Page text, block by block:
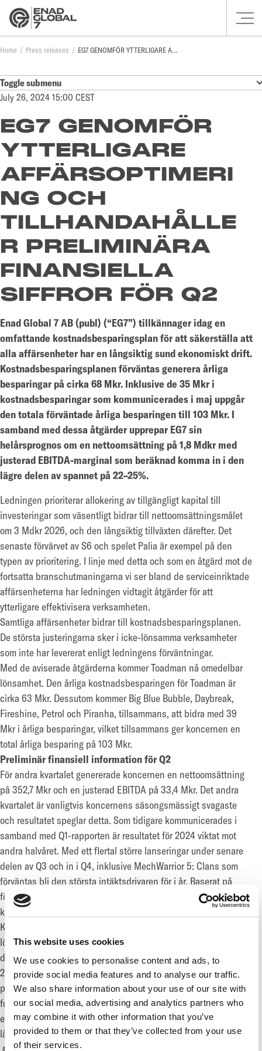
This website uses cookies
We use cookies to personalise content and ads, to
provide social media features and to analyse our traffic.
We also share information about your use of our site with
our social media, advertising and analytics partners who
may combine it with other information that you’ve
provided to them or that they’ve collected from your use
of their services.
Home Press releases EG7 GENOMFÖR YTTERLIGARE AFFÄRSOPTIMERING OCH TILLHANDAHÅLLER PRELIMINÄRA FINANSIELLA SIFFROR FÖR Q2
Toggle submenu
July 26, 2024 15:00 CEST
EG7 GENOMFÖR
YTTERLIGARE
AFFÄRSOPTIMERI
NG OCH
TILLHANDAHÅLLE
R PRELIMINÄRA
FINANSIELLA
SIFFROR FÖR Q2
Enad Global 7 AB (publ) (“EG7”) tillkännager idag en
omfattande kostnadsbesparingsplan för att säkerställa att
alla affärsenheter har en långsiktig sund ekonomiskt drift.
Kostnadsbesparingsplanen förväntas generera årliga
besparingar på cirka 68 Mkr. Inklusive de 35 Mkr i
kostnadsbesparingar som kommunicerades i maj uppgår
den totala förväntade årliga besparingen till 103 Mkr. I
samband med dessa åtgärder upprepar EG7 sin
helårsprognos om en nettoomsättning på 1,8 Mdkr med
justerad EBITDA-marginal som beräknad komma in i den
lägre delen av spannet på 22–25%.
Ledningen prioriterar allokering av tillgängligt kapital till
investeringar som väsentligt bidrar till nettoomsättningsmålet
om 3 Mdkr 2026, och den långsiktig tillväxten därefter. Det
senaste förvärvet av S6 och spelet Palia är exempel på den
typen av prioritering. I linje med detta och som en åtgärd mot de
fortsatta branschutmaningarna vi ser bland de serviceinriktade
affärsenheterna har ledningen vidtagit åtgärder för att
ytterligare effektivisera verksamheten.
Samtliga affärsenheter bidrar till kostnadsbesparingsplanen.
De största justeringarna sker i icke-lönsamma verksamheter
som inte har levererat enligt ledningens förväntningar.
Med de aviserade åtgärderna kommer Toadman nå omedelbar
lönsamhet. Den årliga kostnadsbesparingen för Toadman är
cirka 63 Mkr. Dessutom kommer Big Blue Bubble, Daybreak,
Fireshine, Petrol och Piranha, tillsammans, att bidra med 39
Mkr i årliga besparingar, vilket tillsammans ger koncernen en
total årliga besparing på 103 Mkr.
Preliminär finansiell information för Q2
För andra kvartalet genererade koncernen en nettoomsättning
på 352,7 Mkr och en justerad EBITDA på 33,4 Mkr. Det andra
kvartalet är vanligtvis koncernens säsongsmässigt svagaste
och resultatet speglar detta. Som tidigare kommunicerades i
samband med Q1-rapporten är resultatet för 2024 viktat mot
andra halvåret. Med ett flertal större lanseringar under senare
delen av Q3 och in i Q4, inklusive MechWarrior 5: Clans som
förväntas bli den största intäktsdrivaren för i år. Baserat på
förväntningarna för andra halvåret 2024 ligger koncernens
kommunicerade nettoomsättningsmålet på 1,8 Mdkr kvar.
Kostnadsbesparingsplan kommer att ge förbättrad fortlöpande
lönsamhet, och koncernen räknar med att nå den lägre delen av
det publicerade justerade EBITDA marginalintervallet på 22–
25%. Marknadsutmaningarna kvarstår på kort sikt, vilket
potentiellt kan pressa koncernens resultat. Ledningen är
fortsatt fokuserad på att leverera mot sina kortsiktiga mål och
efter förvärvet av S6 är den ännu mer trygg i att leverera mot sitt
långsiktiga mål.